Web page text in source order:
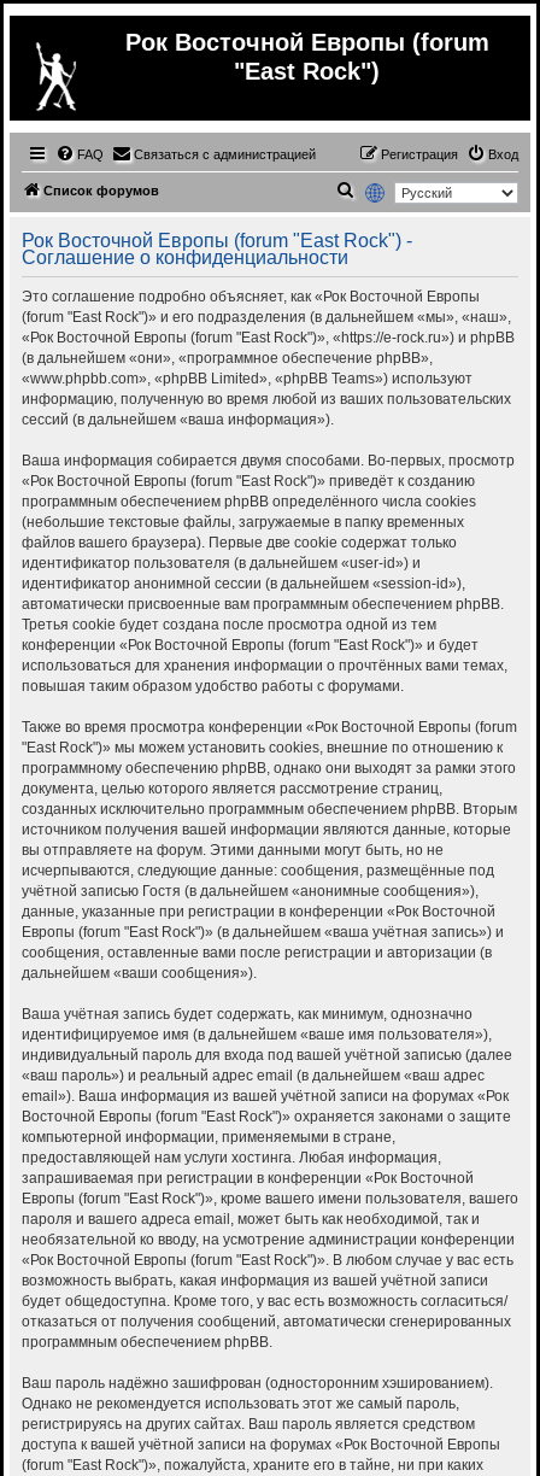
Рок Восточной Европы (forum
"East Rock")
FAQ Связаться с администрацией Вход
Регистрация
Список форумов
и
с
к
Рок Восточной Европы (forum "East Rock") -
Соглашение о конфиденциальности
Это соглашение подробно объясняет, как «Рок Восточной Европы
(forum "East Rock")» и его подразделения (в дальнейшем «мы», «наш»,
«Рок Восточной Европы (forum "East Rock")», «https://e-rock.ru») и phpBB
(в дальнейшем «они», «программное обеспечение phpBB»,
«www.phpbb.com», «phpBB Limited», «phpBB Teams») используют
информацию, полученную во время любой из ваших пользовательских
сессий (в дальнейшем «ваша информация»).
Ваша информация собирается двумя способами. Во-первых, просмотр
«Рок Восточной Европы (forum "East Rock")» приведёт к созданию
программным обеспечением phpBB определённого числа cookies
(небольшие текстовые файлы, загружаемые в папку временных
файлов вашего браузера). Первые две cookie содержат только
идентификатор пользователя (в дальнейшем «user-id») и
идентификатор анонимной сессии (в дальнейшем «session-id»),
автоматически присвоенные вам программным обеспечением phpBB.
Третья cookie будет создана после просмотра одной из тем
конференции «Рок Восточной Европы (forum "East Rock")» и будет
использоваться для хранения информации о прочтённых вами темах,
повышая таким образом удобство работы с форумами.
Также во время просмотра конференции «Рок Восточной Европы (forum
"East Rock")» мы можем установить cookies, внешние по отношению к
программному обеспечению phpBB, однако они выходят за рамки этого
документа, целью которого является рассмотрение страниц,
созданных исключительно программным обеспечением phpBB. Вторым
источником получения вашей информации являются данные, которые
вы отправляете на форум. Этими данными могут быть, но не
исчерпываются, следующие данные: сообщения, размещённые под
учётной записью Гостя (в дальнейшем «анонимные сообщения»),
данные, указанные при регистрации в конференции «Рок Восточной
Европы (forum "East Rock")» (в дальнейшем «ваша учётная запись») и
сообщения, оставленные вами после регистрации и авторизации (в
дальнейшем «ваши сообщения»).
Ваша учётная запись будет содержать, как минимум, однозначно
идентифицируемое имя (в дальнейшем «ваше имя пользователя»),
индивидуальный пароль для входа под вашей учётной записью (далее
«ваш пароль») и реальный адрес email (в дальнейшем «ваш адрес
email»). Ваша информация из вашей учётной записи на форумах «Рок
Восточной Европы (forum "East Rock")» охраняется законами о защите
компьютерной информации, применяемыми в стране,
предоставляющей нам услуги хостинга. Любая информация,
запрашиваемая при регистрации в конференции «Рок Восточной
Европы (forum "East Rock")», кроме вашего имени пользователя, вашего
пароля и вашего адреса email, может быть как необходимой, так и
необязательной ко вводу, на усмотрение администрации конференции
«Рок Восточной Европы (forum "East Rock")». В любом случае у вас есть
возможность выбрать, какая информация из вашей учётной записи
будет общедоступна. Кроме того, у вас есть возможность согласиться/
отказаться от получения сообщений, автоматически сгенерированных
программным обеспечением phpBB.
Ваш пароль надёжно зашифрован (односторонним хэшированием).
Однако не рекомендуется использовать этот же самый пароль,
регистрируясь на других сайтах. Ваш пароль является средством
доступа к вашей учётной записи на форумах «Рок Восточной Европы
(forum "East Rock")», пожалуйста, храните его в тайне, ни при каких